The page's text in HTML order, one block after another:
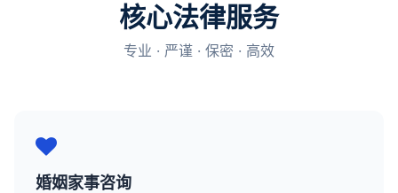
核心法律服务
专业 · 严谨 · 保密 · 高效
婚姻家事咨询